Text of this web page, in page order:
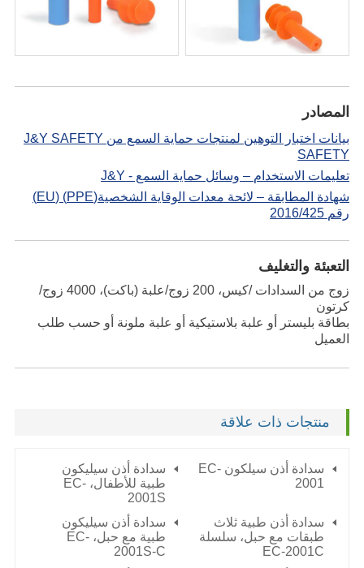
المصادر
بيانات اختبار التوهين لمنتجات حماية السمع من J&Y SAFETY
SAFETY
تعليمات الاستخدام – وسائل حماية السمع - J&Y
شهادة المطابقة – لائحة معدات الوقاية الشخصية(PPE) (EU)
رقم 2016/425
التعبئة والتغليف
زوج من السدادات /كيس، 200 زوج/علبة (باكت)، 4000 زوج/
كرتون
بطاقة بليستر أو علبة بلاستيكية أو علبة ملونة أو حسب طلب
العميل
منتجات ذات علاقة
سدادة أذن سيلكون EC-
2001
سدادة أذن سيليكون
طبية للأطفال، EC-
2001S
سدادة أذن طبية ثلاث
طبقات مع حبل، سلسلة
EC-2001C
سدادة أذن سيليكون
طبية مع حبل، EC-
2001S-C